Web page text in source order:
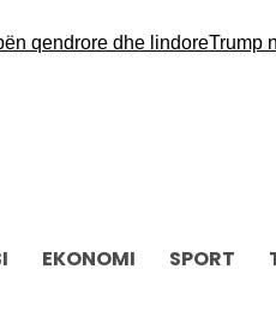
dhe lindoreTrump
EKONOMI SPORT